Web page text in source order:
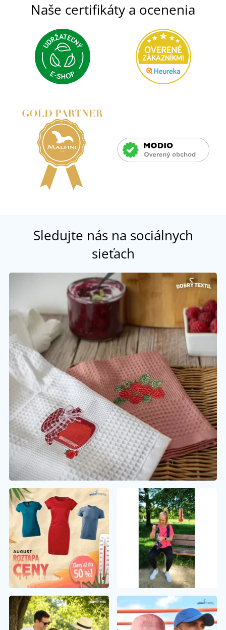
Naše certifikáty a ocenenia
Sledujte nás na sociálnych
sieťach